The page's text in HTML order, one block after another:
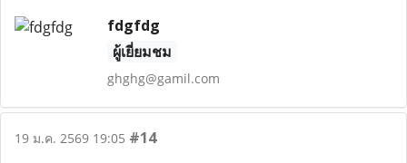
fdgfdg
ผู้เยี่ยมชม
ghghg@gamil.com
19 ม.ค. 2569 19:05 #14